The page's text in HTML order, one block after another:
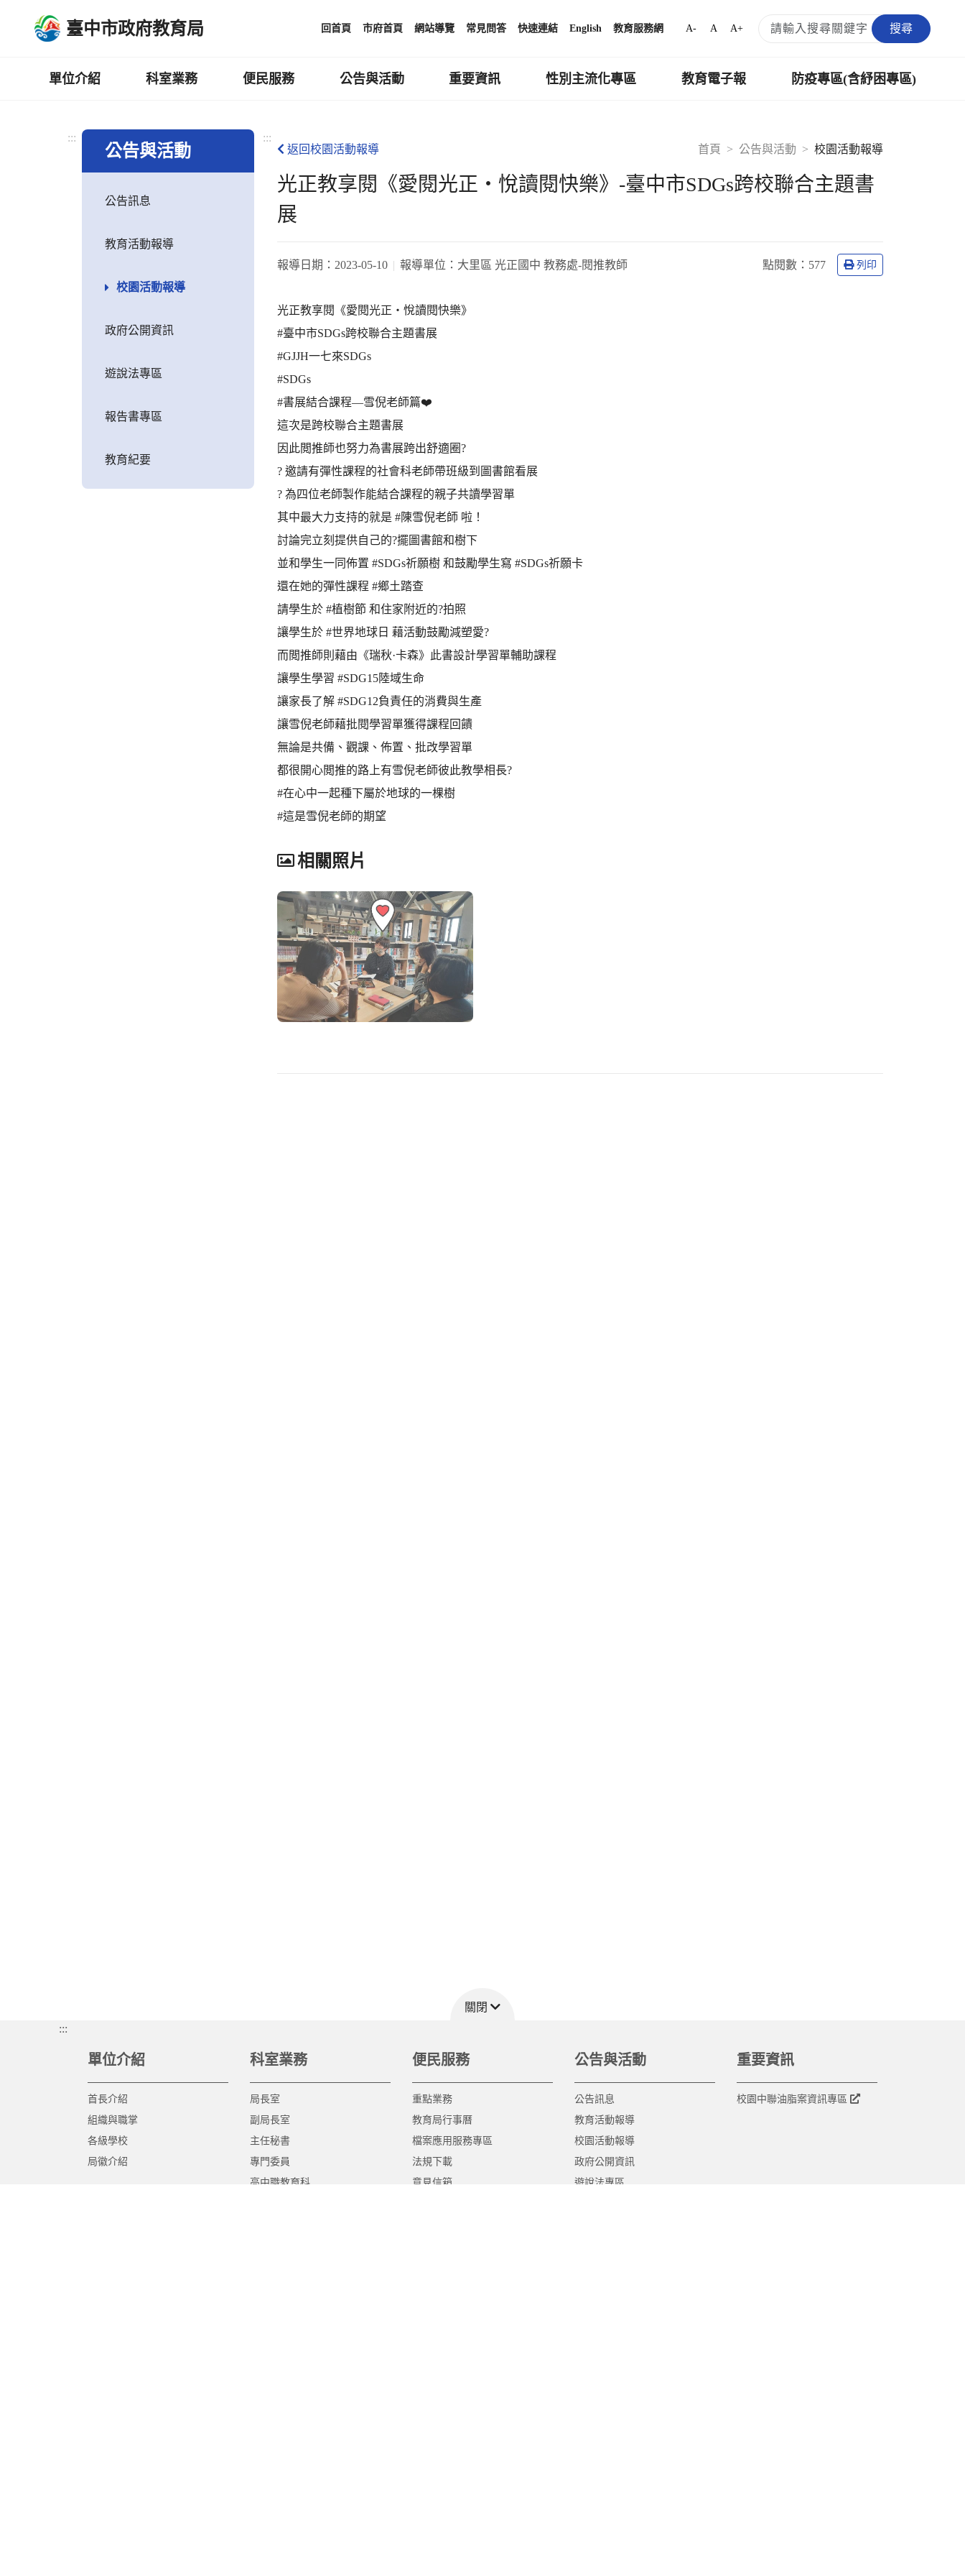
臺中市政府教育局 回首頁 市府首頁 網站導覽 常見問答 快速連結 English 教育服務網 A- A A+ 搜尋
單位介紹 科室業務 便民服務 公告與活動 重要資訊 性別主流化專區 教育電子報 防疫專區(含紓困專區)
:::
公告與活動
公告訊息
教育活動報導
校園活動報導
政府公開資訊
遊說法專區
報告書專區
教育紀要
:::
首頁
公告與活動 校園活動報導
返回校園活動報導
光正教享閱《愛閱光正‧悅讀閱快樂》-臺中市SDGs跨校聯合主題書
展
報導日期： 2023-05-10 報導單位： 大里區 光正國中 教務處-閱推教師 點閱數： 577 列印
光正教享閱《愛閱光正‧悅讀閱快樂》
#臺中市SDGs跨校聯合主題書展
#GJJH一七來SDGs
#SDGs
#書展結合課程—雪倪老師篇❤️
這次是跨校聯合主題書展
因此閲推師也努力為書展跨出舒適圈?
? 邀請有彈性課程的社會科老師帶班級到圖書館看展
? 為四位老師製作能結合課程的親子共讀學習單
其中最大力支持的就是 #陳雪倪老師 啦！
討論完立刻提供自己的?擺圖書館和樹下
並和學生一同佈置 #SDGs祈願樹 和鼓勵學生寫 #SDGs祈願卡
還在她的彈性課程 #鄉土踏查
請學生於 #植樹節 和住家附近的?拍照
讓學生於 #世界地球日 藉活動鼓勵減塑愛?
而閲推師則藉由《瑞秋·卡森》此書設計學習單輔助課程
讓學生學習 #SDG15陸域生命
讓家長了解 #SDG12負責任的消費與生產
讓雪倪老師藉批閱學習單獲得課程回饋
無論是共備、觀課、佈置、批改學習單
都很開心閲推的路上有雪倪老師彼此教學相長?
#在心中一起種下屬於地球的一棵樹
#這是雪倪老師的期望
相關照片
關閉
:::
單位介紹
首長介紹
組織與職掌
各級學校
局徽介紹
科室業務
局長室
副局長室
主任秘書
專門委員
高中職教育科
便民服務
重點業務
教育局行事曆
檔案應用服務專區
法規下載
意見信箱
公告與活動
公告訊息
教育活動報導
校園活動報導
政府公開資訊
遊說法專區
重要資訊
校園中聯油脂案資訊專區